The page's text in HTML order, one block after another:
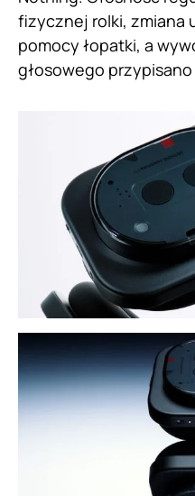
fizycznej rolki, zmiana
pomocy łopatki, a
głosowego